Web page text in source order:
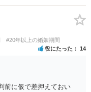
る場合には代理人を立て
うかの検討も含め、お近
ます。
#20年以上の婚姻期間
役にたった 14
前に仮で差押えておい